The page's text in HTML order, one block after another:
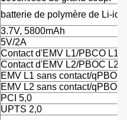
batterie de polymère de Li-ion
3.7V, 5800mAh
5V/2A
Contact d'EMV L1/PBCO L1
Contact d'EMV L2/PBOC L2
EMV L1 sans contact/qPBOC
EMV L2 sans contact/qPBOC
PCI 5,0
UPTS 2,0